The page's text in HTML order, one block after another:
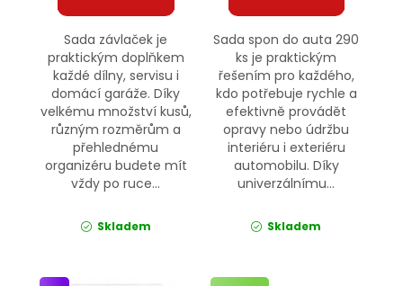
Sada závlaček je
praktickým doplňkem
každé dílny, servisu i
domácí garáže. Díky
velkému množství kusů,
různým rozměrům a
přehlednému
organizéru budete mít
vždy po ruce...
Skladem
Sada spon do auta 290
ks je praktickým
řešením pro každého,
kdo potřebuje rychle a
efektivně provádět
opravy nebo údržbu
interiéru i exteriéru
automobilu. Díky
univerzálnímu...
Skladem